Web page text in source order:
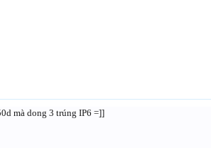
mà dong 3 trúng IP6 =]]